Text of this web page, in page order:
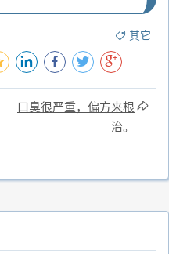
其它
口臭很严重，偏方来根
治。